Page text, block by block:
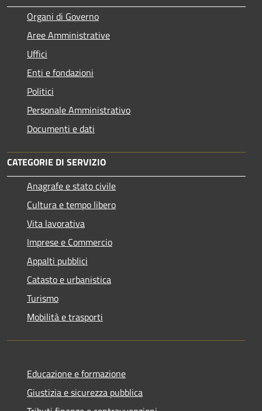
Organi di Governo
Aree Amministrative
Uffici
Enti e fondazioni
Politici
Personale Amministrativo
Documenti e dati
CATEGORIE DI SERVIZIO
Anagrafe e stato civile
Cultura e tempo libero
Vita lavorativa
Imprese e Commercio
Appalti pubblici
Catasto e urbanistica
Turismo
Mobilità e trasporti
Educazione e formazione
Giustizia e sicurezza pubblica